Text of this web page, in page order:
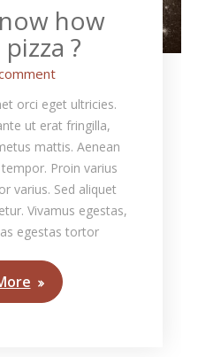
how
?
orci eget ultricies.
ut erat fringilla,
mattis. Aenean
Proin varius
varius. Sed aliquet
Vivamus egestas,
egestas tortor